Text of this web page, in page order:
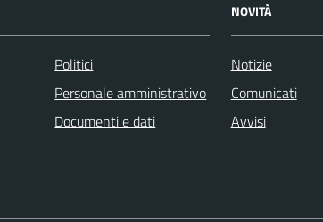
Politici
Personale amministrativo
Documenti e dati
NOVITÀ
Notizie
Comunicati
Avvisi